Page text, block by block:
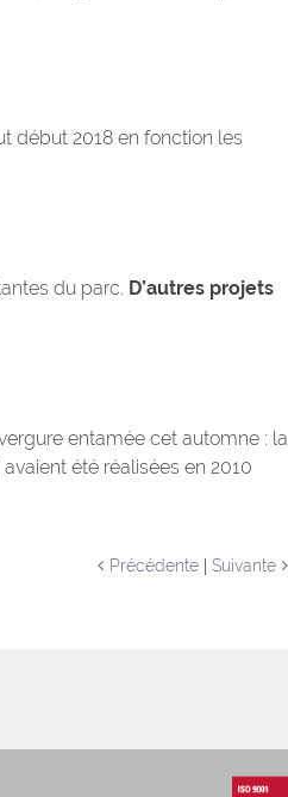
début 2018 en fonction les
du parc. D’autres projets
entamée cet automne : la
été réalisées en 2010
Suivante
Précédente